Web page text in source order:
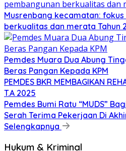
Musrenbang kecamatan:
berkualitas dan merata Tahun
Pemdes Muara Dua Abung
Beras Pangan Kepada KPM
PEMDES BKR MEMBAGIKAN
T.A 2025
Pemdes Bumi Ratu “MUDS”
Serah Terima Pekerjaan Di
Selengkapnya
Hukum & Kriminal